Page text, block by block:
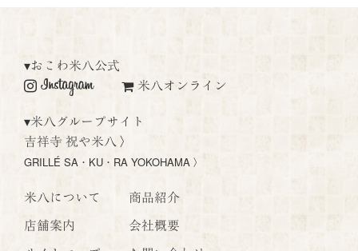
▾おこわ米八公式
米八オンライン
▾米八グループサイト
吉祥寺 祝や米八 〉
GRILLÉ SA・KU・RA YOKOHAMA 〉
米八について
商品紹介
店舗案内
会社概要